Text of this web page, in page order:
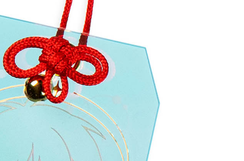
含以上)免運費
含以上)免運費
含以上)免運費
/馬祖)-木棉花樂園專用